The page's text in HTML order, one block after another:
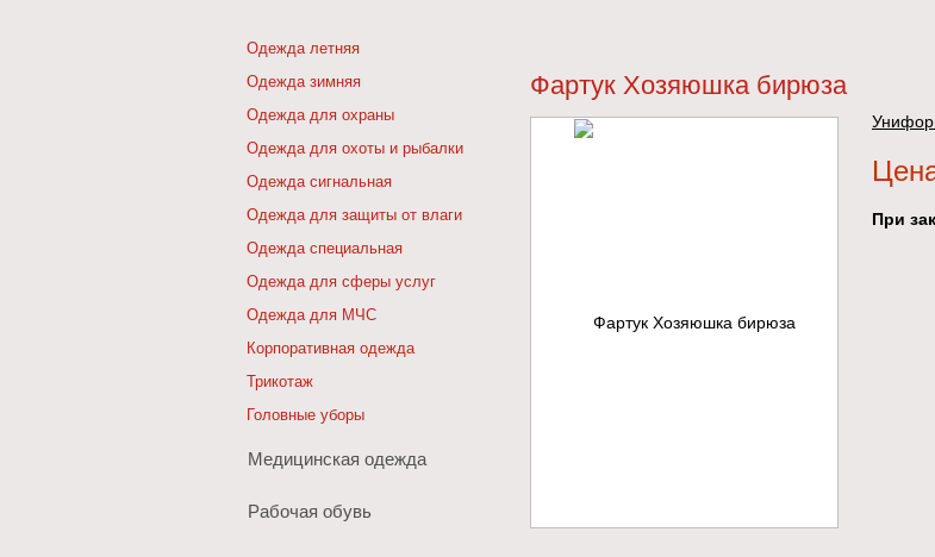
Одежда летняя
Одежда зимняя
Одежда для охраны
Одежда для охоты и рыбалки
Одежда сигнальная
Одежда для защиты от влаги
Одежда специальная
Одежда для сферы услуг
Одежда для МЧС
Корпоративная одежда
Трикотаж
Головные уборы
Медицинская одежда
Рабочая обувь
Фартук Хозяюшка бирюза
При